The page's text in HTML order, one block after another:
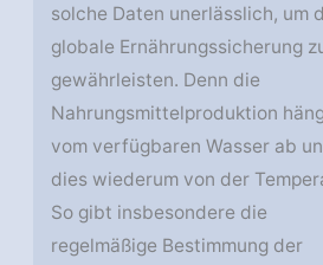
solche Daten unerlässlich, um
globale Ernährungssicherung
gewährleisten. Denn die
Nahrungsmittelproduktion
vom verfügbaren Wasser ab
dies wiederum von der
So gibt insbesondere die
regelmäßige Bestimmung der